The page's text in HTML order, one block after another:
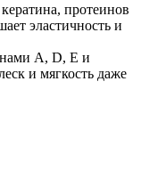
протеинов
эластичность и
A, D, E и
и мягкость даже